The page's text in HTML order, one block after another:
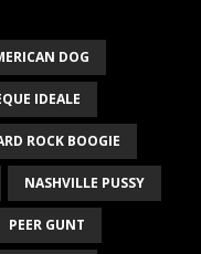
DOG
IDEALE
ROCK BOOGIE
NASHVILLE PUSSY
PEER GUNT